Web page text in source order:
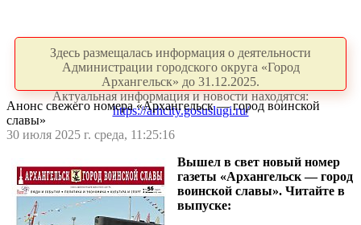
Здесь размещалась информация о деятельности
Администрации городского округа «Город
Архангельск» до 31.12.2025.
Актуальная информация и новости находятся:
https://arhcity.gosuslugi.ru/
Анонс свежего номера «Архангельск — город воинской
славы»
30 июля 2025 г. среда, 11:25:16
Вышел в свет новый номер
газеты «Архангельск — город
воинской славы». Читайте в
выпуске: